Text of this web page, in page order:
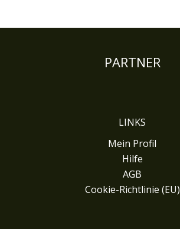
PARTNER
LINKS
Mein Profil
Hilfe
AGB
Cookie-Richtlinie (EU)